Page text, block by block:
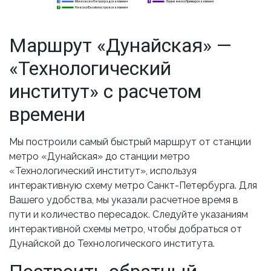
Невско-Василеостровская линия
2
3
5
2
3
Маршрут «Дунайская» —
«Технологический
институт» с расчетом
времени
Мы построили самый быстрый маршрут от станции
метро «Дунайская» до станции метро
«Технологический институт», используя
интерактивную схему метро Санкт-Петербурга. Для
Вашего удобства, мы указали расчетное время в
пути и количество пересадок. Следуйте указаниям
интерактивной схемы метро, чтобы добраться от
Дунайской до Технологического института.